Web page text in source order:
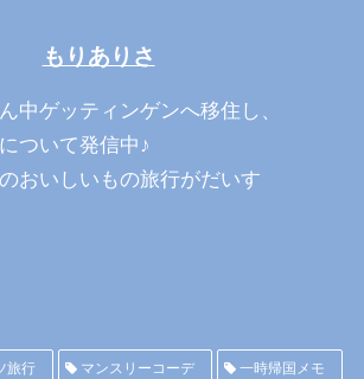
もりありさ
中ゲッティンゲンへ移住し、
ついて発信中♪
おいしいもの旅行がだいす
旅行 マンスリーコーデ 一時帰国メモ